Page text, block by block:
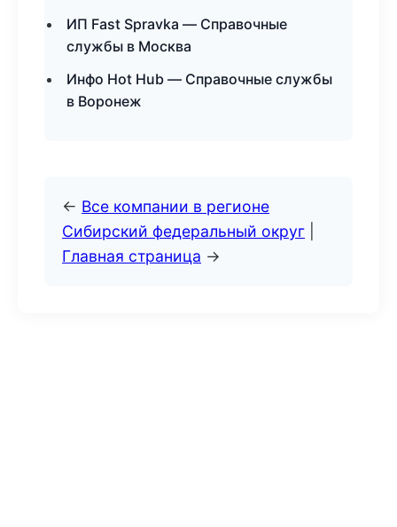
ИП Fast Spravka — Справочные
службы в Москва
Инфо Hot Hub — Справочные службы
в Воронеж
← Все компании в регионе
Сибирский федеральный округ
Главная страница →